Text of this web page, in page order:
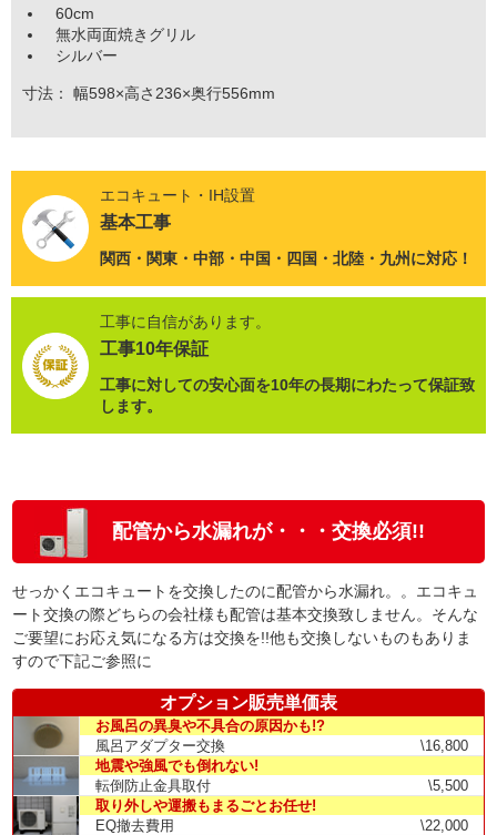
60cm
無水両面焼きグリル
シルバー
寸法： 幅598×高さ236×奥行556mm
エコキュート・IH設置
基本工事
関西・関東・中部・中国・四国・北陸・九州に対応！
工事に自信があります。
工事10年保証
工事に対しての安心面を10年の長期にわたって保証致
します。
配管から水漏れが・・・交換必須!!
せっかくエコキュートを交換したのに配管から水漏れ。。エコキュ
ート交換の際どちらの会社様も配管は基本交換致しません。そんな
ご要望にお応え気になる方は交換を!!他も交換しないものもありま
すので下記ご参照に
オプション販売単価表
お風呂の異臭や不具合の原因かも!?
風呂アダプター交換
\16,800
地震や強風でも倒れない!
転倒防止金具取付
\5,500
取り外しや運搬もまるごとお任せ!
EQ撤去費用
\22,000